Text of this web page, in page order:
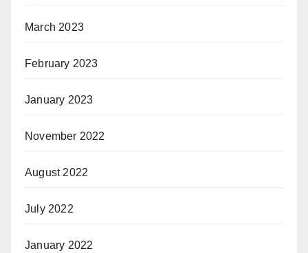
March 2023
February 2023
January 2023
November 2022
August 2022
July 2022
January 2022